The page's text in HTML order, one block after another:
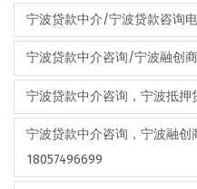
宁波贷款中介/宁波贷款咨询
宁波贷款中介咨询/宁波融创
宁波贷款中介咨询，宁波抵押
宁波贷款中介咨询，宁波融
18057496699